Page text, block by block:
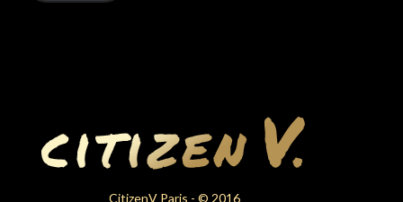
CitizenV Paris - © 2016